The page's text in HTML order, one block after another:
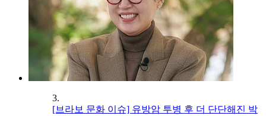
3.
[브라보 문화 이슈] 유방암 투병 후 더 단단해진 박